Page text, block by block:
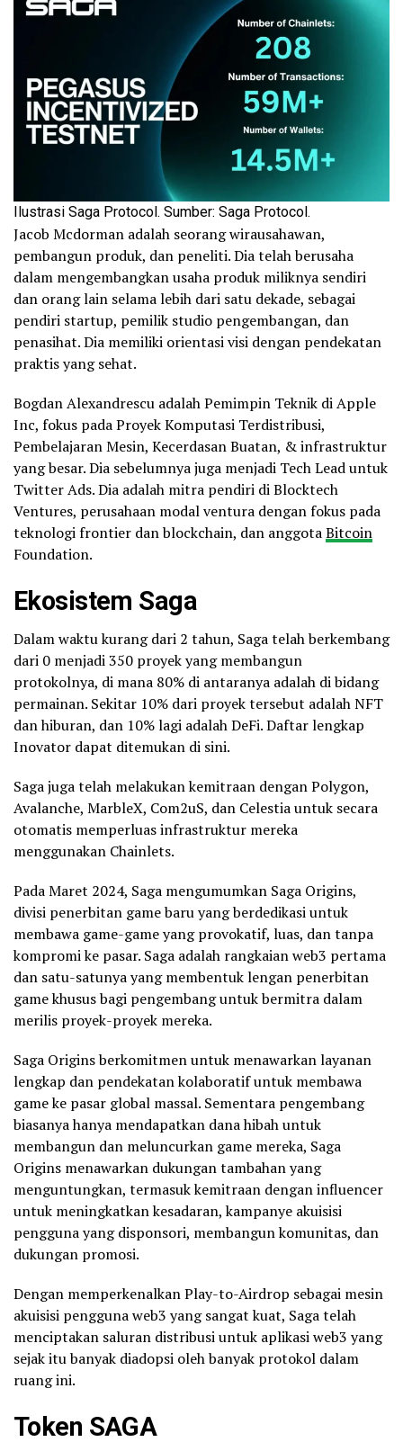
Ilustrasi Saga Protocol. Sumber: Saga Protocol.
Jacob Mcdorman adalah seorang wirausahawan,
pembangun produk, dan peneliti. Dia telah berusaha
dalam mengembangkan usaha produk miliknya sendiri
dan orang lain selama lebih dari satu dekade, sebagai
pendiri startup, pemilik studio pengembangan, dan
penasihat. Dia memiliki orientasi visi dengan pendekatan
praktis yang sehat.
Bogdan Alexandrescu adalah Pemimpin Teknik di Apple
Inc, fokus pada Proyek Komputasi Terdistribusi,
Pembelajaran Mesin, Kecerdasan Buatan, & infrastruktur
yang besar. Dia sebelumnya juga menjadi Tech Lead untuk
Twitter Ads. Dia adalah mitra pendiri di Blocktech
Ventures, perusahaan modal ventura dengan fokus pada
teknologi frontier dan blockchain, dan anggotaBitcoin
Foundation.
Ekosistem Saga
Dalam waktu kurang dari 2 tahun, Saga telah berkembang
dari 0 menjadi 350 proyek yang membangun
protokolnya, di mana 80% di antaranya adalah di bidang
permainan. Sekitar 10% dari proyek tersebut adalah NFT
dan hiburan, dan 10% lagi adalah DeFi. Daftar lengkap
Inovator dapat ditemukan di sini.
Saga juga telah melakukan kemitraan dengan Polygon,
Avalanche, MarbleX, Com2uS, dan Celestia untuk secara
otomatis memperluas infrastruktur mereka
menggunakan Chainlets.
Pada Maret 2024, Saga mengumumkan Saga Origins,
divisi penerbitan game baru yang berdedikasi untuk
membawa game-game yang provokatif, luas, dan tanpa
kompromi ke pasar. Saga adalah rangkaian web3 pertama
dan satu-satunya yang membentuk lengan penerbitan
game khusus bagi pengembang untuk bermitra dalam
merilis proyek-proyek mereka.
Saga Origins berkomitmen untuk menawarkan layanan
lengkap dan pendekatan kolaboratif untuk membawa
game ke pasar global massal. Sementara pengembang
biasanya hanya mendapatkan dana hibah untuk
membangun dan meluncurkan game mereka, Saga
Origins menawarkan dukungan tambahan yang
menguntungkan, termasuk kemitraan dengan influencer
untuk meningkatkan kesadaran, kampanye akuisisi
pengguna yang disponsori, membangun komunitas, dan
dukungan promosi.
Dengan memperkenalkan Play-to-Airdrop sebagai mesin
akuisisi pengguna web3 yang sangat kuat, Saga telah
menciptakan saluran distribusi untuk aplikasi web3 yang
sejak itu banyak diadopsi oleh banyak protokol dalam
ruang ini.
Token SAGA